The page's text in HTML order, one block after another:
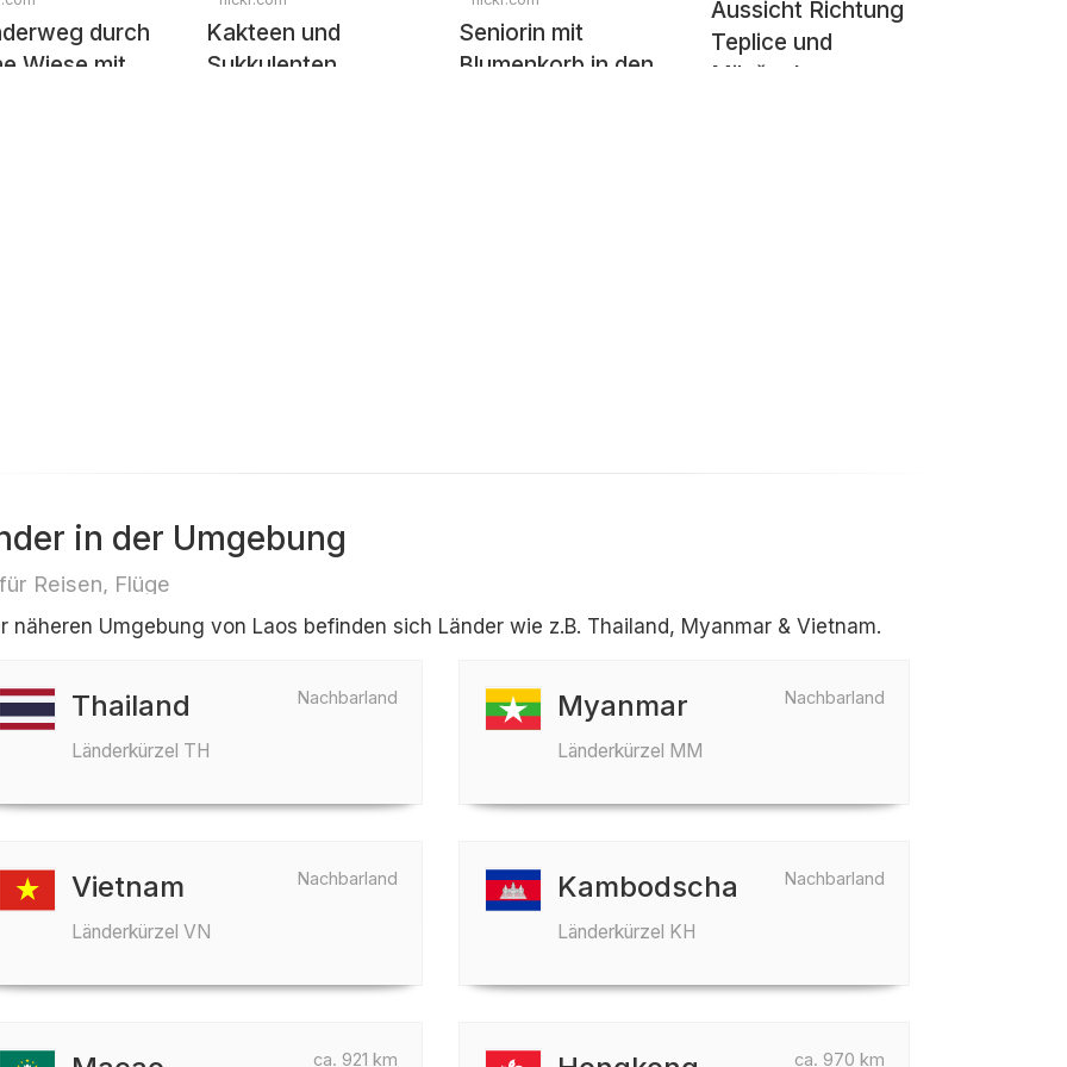
durch
Wiese mit
Kakteen und
Sukkulenten
Seniorin mit
Blumenkorb in den
Aussicht Richtung
Teplice und
Milešovka
in der Umgebung
Reisen, Flüge
näheren Umgebung von Laos befinden sich Länder wie z.B. Thailand, Myanmar & Vietnam.
Nachbarland
Thailand
Länderkürzel TH
Nachbarland
Myanmar
Länderkürzel MM
Nachbarland
Vietnam
Länderkürzel VN
Nachbarland
Kambodscha
Länderkürzel KH
ca. 921 km ca. 970 km